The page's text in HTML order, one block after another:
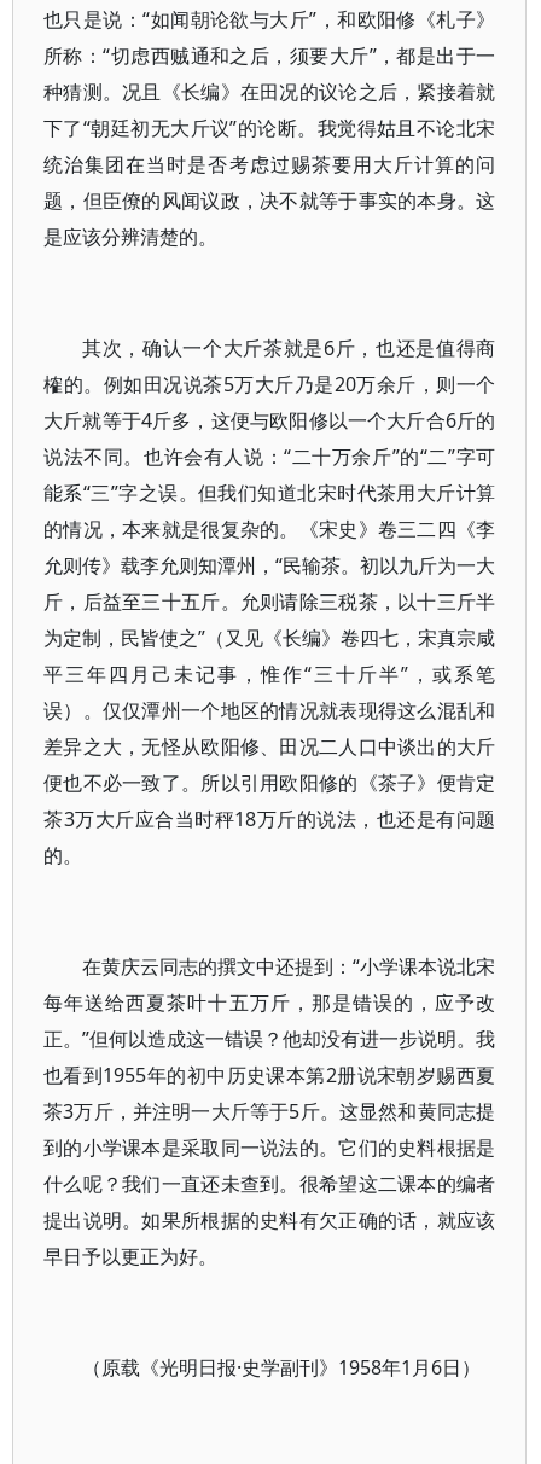
也只是说：“如闻朝论欲与大斤”，和欧阳修《札子》
所称：“切虑西贼通和之后，须要大斤”，都是出于一
种猜测。况且《长编》在田况的议论之后，紧接着就
下了“朝廷初无大斤议”的论断。我觉得姑且不论北宋
统治集团在当时是否考虑过赐茶要用大斤计算的问
题，但臣僚的风闻议政，决不就等于事实的本身。这
是应该分辨清楚的。
其次，确认一个大斤茶就是6斤，也还是值得商
榷的。例如田况说茶5万大斤乃是20万余斤，则一个
大斤就等于4斤多，这便与欧阳修以一个大斤合6斤的
说法不同。也许会有人说：“二十万余斤”的“二”字可
能系“三”字之误。但我们知道北宋时代茶用大斤计算
的情况，本来就是很复杂的。《宋史》卷三二四《李
允则传》载李允则知潭州，“民输茶。初以九斤为一大
斤，后益至三十五斤。允则请除三税茶，以十三斤半
为定制，民皆使之”（又见《长编》卷四七，宋真宗咸
平三年四月己未记事，惟作“三十斤半”，或系笔
误）。仅仅潭州一个地区的情况就表现得这么混乱和
差异之大，无怪从欧阳修、田况二人口中谈出的大斤
便也不必一致了。所以引用欧阳修的《茶子》便肯定
茶3万大斤应合当时秤18万斤的说法，也还是有问题
的。
在黄庆云同志的撰文中还提到：“小学课本说北宋
每年送给西夏茶叶十五万斤，那是错误的，应予改
正。”但何以造成这一错误？他却没有进一步说明。我
也看到1955年的初中历史课本第2册说宋朝岁赐西夏
茶3万斤，并注明一大斤等于5斤。这显然和黄同志提
到的小学课本是采取同一说法的。它们的史料根据是
什么呢？我们一直还未查到。很希望这二课本的编者
提出说明。如果所根据的史料有欠正确的话，就应该
早日予以更正为好。
（原载《光明日报·史学副刊》1958年1月6日）